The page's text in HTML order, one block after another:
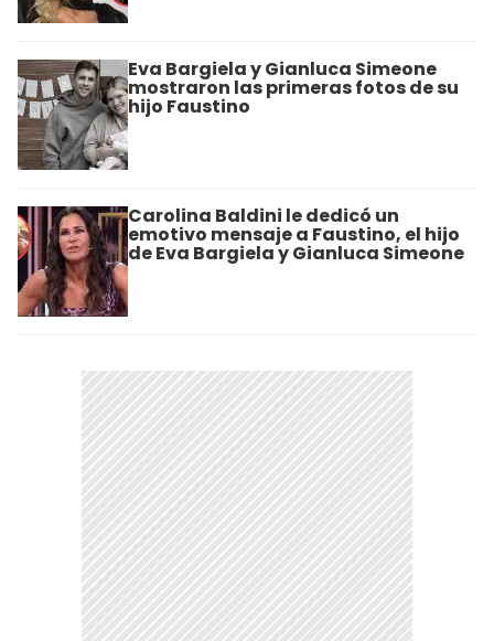
Eva Bargiela y Gianluca Simeone
mostraron las primeras fotos de su
hijo Faustino
Carolina Baldini le dedicó un
emotivo mensaje a Faustino, el hijo
de Eva Bargiela y Gianluca Simeone